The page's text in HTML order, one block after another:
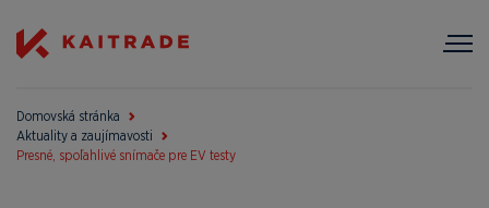
Domovská stránka
Aktuality a zaujímavosti
Presné, spoľahlivé snímače pre EV testy